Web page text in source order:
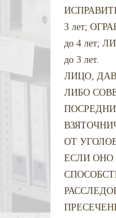
3 лет;
до 4 лет;
до 3 лет.
ЛИЦО,
ЛИБО
ОТ
ЕСЛИ ОНО